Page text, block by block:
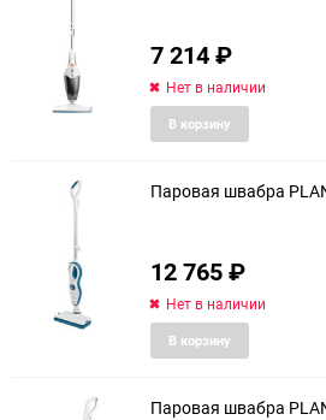
7 214₽
Нет в наличии
В корзину
еще 10 фото
Паровая швабра
12 765₽
Нет в наличии
В корзину
Паровая швабра